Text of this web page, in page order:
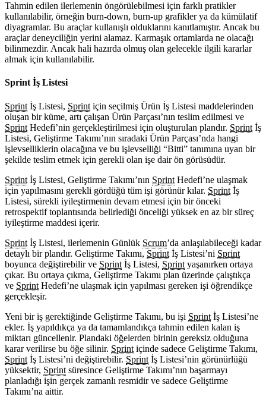
Tahmin edilen ilerlemenin öngörülebilmesi için farklı pratikler
kullanılabilir, örneğin burn-down, burn-up grafikler ya da kümülatif
diyagramlar. Bu araçlar kullanışlı olduklarını kanıtlamıştır. Ancak bu
araçlar deneyciliğin yerini alamaz. Karmaşık ortamlarda ne olacağı
bilinmezdir. Ancak hali hazırda olmuş olan gelecekle ilgili kararlar
almak için kullanılabilir.
Sprint İş Listesi
Sprint İş Listesi, Sprint için seçilmiş Ürün İş Listesi maddelerinden
oluşan bir küme, artı çalışan Ürün Parçası’nın teslim edilmesi ve
Sprint Hedefi’nin gerçekleştirilmesi için oluşturulan plandır. Sprint İş
Listesi, Geliştirme Takımı’nın sıradaki Ürün Parçası’nda hangi
işlevselliklerin olacağına ve bu işlevselliği “Bitti” tanımına uyan bir
şekilde teslim etmek için gerekli olan işe dair ön görüsüdür.
Sprint İş Listesi, Geliştirme Takımı’nın Sprint Hedefi’ne ulaşmak
için yapılmasını gerekli gördüğü tüm işi görünür kılar. Sprint İş
Listesi, sürekli iyileştirmenin devam etmesi için bir önceki
retrospektif toplantısında belirlediği önceliği yüksek en az bir süreç
iyileştirme maddesi içerir.
Sprint İş Listesi, ilerlemenin Günlük Scrum’da anlaşılabileceği kadar
detaylı bir plandır. Geliştirme Takımı, Sprint İş Listesi’ni Sprint
boyunca değiştirebilir ve Sprint İş Listesi, Sprint yaşanırken ortaya
çıkar. Bu ortaya çıkma, Geliştirme Takımı plan üzerinde çalıştıkça
ve Sprint Hedefi’ne ulaşmak için yapılması gereken işi öğrendikçe
gerçekleşir.
Yeni bir iş gerektiğinde Geliştirme Takımı, bu işi Sprint İş Listesi’ne
ekler. İş yapıldıkça ya da tamamlandıkça tahmin edilen kalan iş
miktarı güncellenir. Plandaki öğelerden birinin gereksiz olduğuna
karar verilirse bu öğe silinir. Sprint içinde sadece Geliştirme Takımı,
Sprint İş Listesi’ni değiştirebilir. Sprint İş Listesi’nin görünürlüğü
yüksektir, Sprint süresince Geliştirme Takımı’nın başarmayı
planladığı işin gerçek zamanlı resmidir ve sadece Geliştirme
Takımı’na aittir.